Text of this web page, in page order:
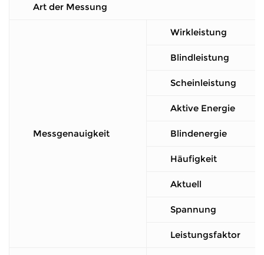
Art der Messung
Messgenauigkeit
Wirkleistung
Blindleistung
Scheinleistung
Aktive Energie
Blindenergie
Häufigkeit
Aktuell
Spannung
Leistungsfaktor